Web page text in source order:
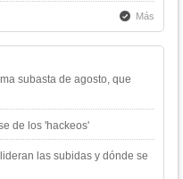
Más
subasta de agosto, que
de los 'hackeos'
las subidas y dónde se